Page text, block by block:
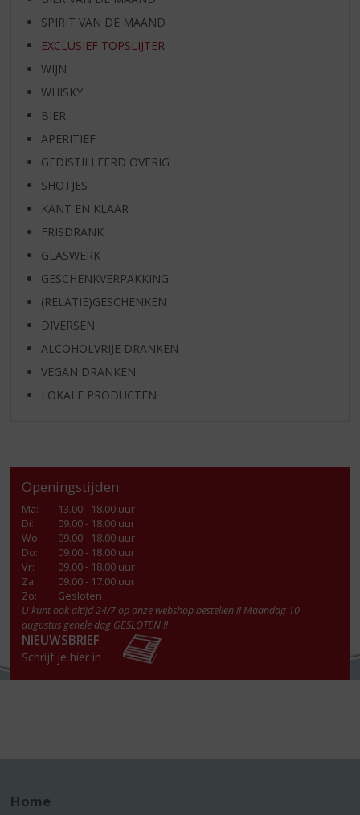
SPIRIT VAN DE MAAND
EXCLUSIEF TOPSLIJTER
WIJN
WHISKY
BIER
APERITIEF
GEDISTILLEERD OVERIG
SHOTJES
KANT EN KLAAR
FRISDRANK
GLASWERK
GESCHENKVERPAKKING
(RELATIE)GESCHENKEN
DIVERSEN
ALCOHOLVRIJE DRANKEN
VEGAN DRANKEN
LOKALE PRODUCTEN
Openingstijden
Ma:
13.00 - 18.00 uur
Di:
09.00 - 18.00 uur
Wo:
09.00 - 18.00 uur
Do:
09.00 - 18.00 uur
Vr:
09.00 - 18.00 uur
Za:
09.00 - 17.00 uur
Zo:
Gesloten
U kunt ook altijd 24/7 op onze webshop bestellen !! Maandag 10
augustus gehele dag GESLOTEN !!
NIEUWSBRIEF
Schrijf je hier in
Home